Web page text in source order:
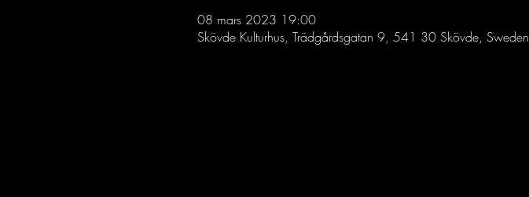
08 mars 2023 19:00
Skövde Kulturhus, Trädgårdsgatan 9, 541 30 Skövde, Sweden